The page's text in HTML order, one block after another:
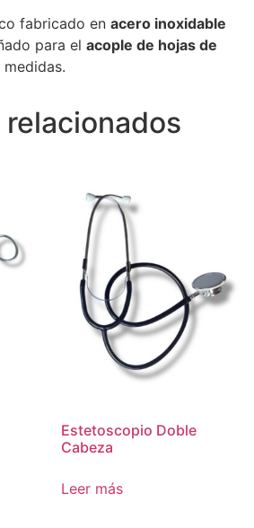
fabricado en acero inoxidable
para el acople de hojas de
Estetoscopio Doble
Cabeza
Leer más